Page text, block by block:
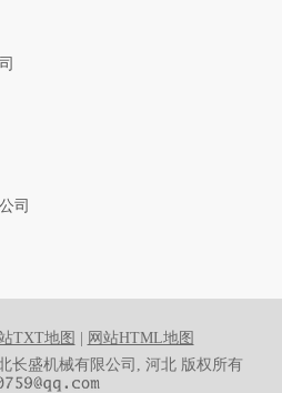
司
TXT地图
网站HTML地图
长盛机械有限公司, 河北 版权所有